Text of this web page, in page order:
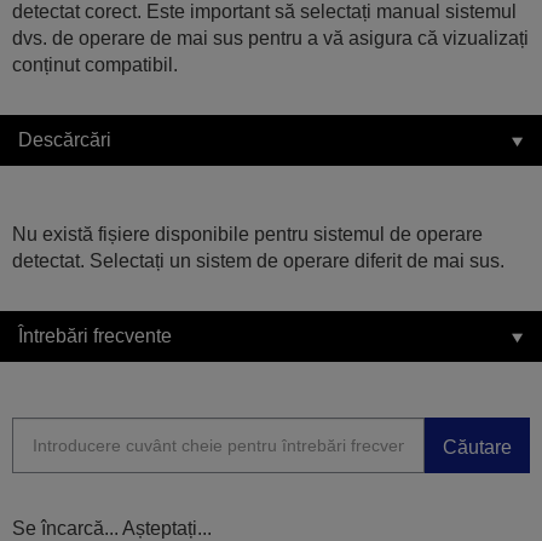
detectat corect. Este important să selectați manual sistemul
dvs. de operare de mai sus pentru a vă asigura că vizualizați
conținut compatibil.
Descărcări
Nu există fișiere disponibile pentru sistemul de operare
detectat. Selectați un sistem de operare diferit de mai sus.
Întrebări frecvente
Căutare
Se încarcă... Așteptați...